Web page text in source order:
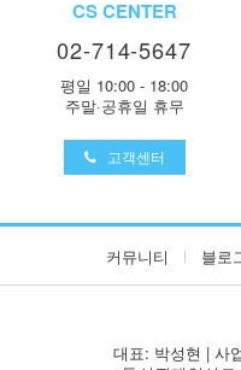
CS CENTER
02-714-5647
평일 10:00 - 18:00
주말·공휴일 휴무
고객센터
커뮤니티 블로
대표: 박성현 | 사